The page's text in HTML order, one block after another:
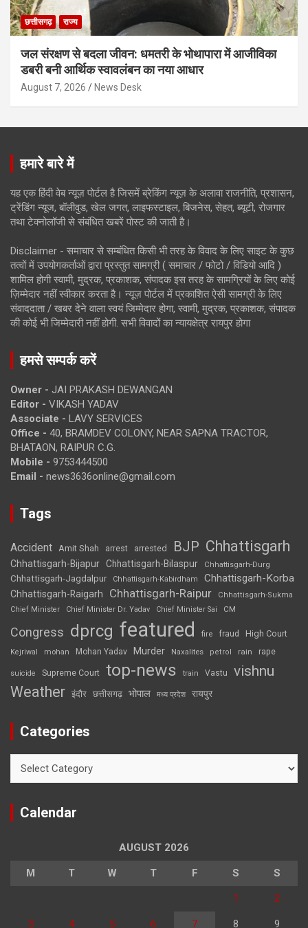
छत्तीसगढ़ राज्य
जल संरक्षण से बदला जीवन: धमतरी के भोथापारा में आजीविका
डबरी बनी आर्थिक स्वावलंबन का नया आधार
August 7, 2026 News Desk
हमारे बारे में
यह एक हिंदी वेब न्यूज़ पोर्टल है जिसमें ब्रेकिंग न्यूज़ के अलावा राजनीति, प्रशासन,
ट्रेंडिंग न्यूज, बॉलीवुड, खेल जगत, लाइफस्टाइल, बिजनेस, सेहत, ब्यूटी, रोजगार
तथा टेक्नोलॉजी से संबंधित खबरें पोस्ट की जाती है।
Disclaimer - समाचार से सम्बंधित किसी भी तरह के विवाद के लिए साइट के कुछ
तत्वों में उपयोगकर्ताओं द्वारा प्रस्तुत सामग्री ( समाचार / फोटो / विडियो आदि )
शामिल होगी स्वामी, मुद्रक, प्रकाशक, संपादक इस तरह के सामग्रियों के लिए कोई
ज़िम्मेदार नहीं स्वीकार करता है। न्यूज़ पोर्टल में प्रकाशित ऐसी सामग्री के लिए
संवाददाता / खबर देने वाला स्वयं जिम्मेदार होगा, स्वामी, मुद्रक, प्रकाशक, संपादक
की कोई भी जिम्मेदारी नहीं होगी. सभी विवादों का न्यायक्षेत्र रायपुर होगा
हमसे सम्पर्क करें
Owner - JAI PRAKASH DEWANGAN
Editor - VIKASH YADAV
Associate - LAVY SERVICES
Office - 40, BRAMDEV COLONY, NEAR SAPNA TRACTOR,
BHATAON, RAIPUR C.G.
Mobile - 9753444500
Email - news3636online@gmail.com
Tags
Accident Amit Shah arrest arrested BJP Chhattisgarh
Chhattisgarh-Bijapur Chhattisgarh-Bilaspur Chhattisgarh-Durg
Chhattisgarh-Jagdalpur Chhattisgarh-Kabirdham Chhattisgarh-Korba
Chhattisgarh-Raigarh Chhattisgarh-Raipur
Chhattisgarh-Sukma
Chief Minister
Chief Minister Dr. Yadav Chief Minister Sai CM
Congress dprcg featured fire fraud High Court
Kejriwal mohan Mohan Yadav Murder Naxalites petrol rain rape
suicide Supreme Court top-news train Vastu vishnu
Weather इंदौर छत्तीसगढ़ भोपाल मध्य प्रदेश रायपुर
Categories
Calendar
AUGUST 2026
M T W T F S S
1 2
3 4 5 6 7 8 9